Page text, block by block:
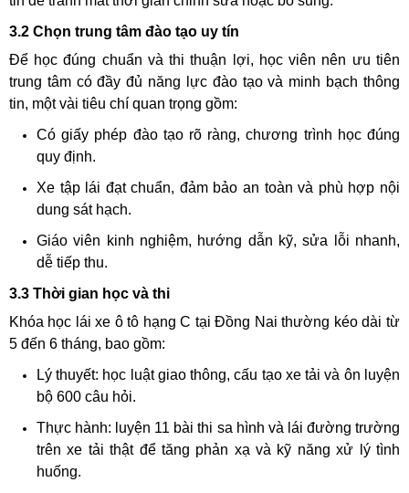
3.2 Chọn trung tâm đào tạo uy tín
Để học đúng chuẩn và thi thuận lợi, học viên nên ưu tiên
trung tâm có đầy đủ năng lực đào tạo và minh bạch thông
tin, một vài tiêu chí quan trọng gồm:
Có giấy phép đào tạo rõ ràng, chương trình học đúng
quy định.
Xe tập lái đạt chuẩn, đảm bảo an toàn và phù hợp nội
dung sát hạch.
Giáo viên kinh nghiệm, hướng dẫn kỹ, sửa lỗi nhanh,
dễ tiếp thu.
3.3 Thời gian học và thi
Khóa học lái xe ô tô hạng C tại Đồng Nai thường kéo dài từ
5 đến 6 tháng, bao gồm:
Lý thuyết: học luật giao thông, cấu tạo xe tải và ôn luyện
bộ 600 câu hỏi.
Thực hành: luyện 11 bài thi sa hình và lái đường trường
trên xe tải thật để tăng phản xạ và kỹ năng xử lý tình
huống.